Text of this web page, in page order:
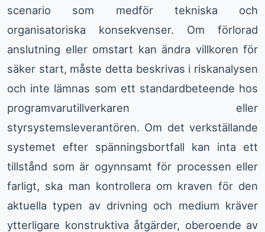
scenario som medför tekniska och
organisatoriska konsekvenser. Om förlorad
anslutning eller omstart kan ändra villkoren för
säker start, måste detta beskrivas i riskanalysen
och inte lämnas som ett standardbeteende hos
programvarutillverkaren eller
styrsystemsleverantören. Om det verkställande
systemet efter spänningsbortfall kan inta ett
tillstånd som är ogynnsamt för processen eller
farligt, ska man kontrollera om kraven för den
aktuella typen av drivning och medium kräver
ytterligare konstruktiva åtgärder, oberoende av